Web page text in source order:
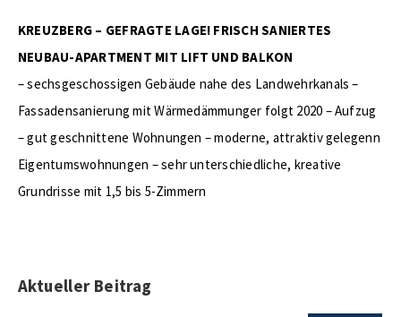
KREUZBERG – GEFRAGTE LAGE! FRISCH SANIERTES
NEUBAU-APARTMENT MIT LIFT UND BALKON
– sechsgeschossigen Gebäude nahe des Landwehrkanals –
Fassadensanierung mit Wärmedämmunger folgt 2020 – Aufzug
– gut geschnittene Wohnungen – moderne, attraktiv gelegenn
Eigentumswohnungen – sehr unterschiedliche, kreative
Grundrisse mit 1,5 bis 5-Zimmern
Aktueller Beitrag